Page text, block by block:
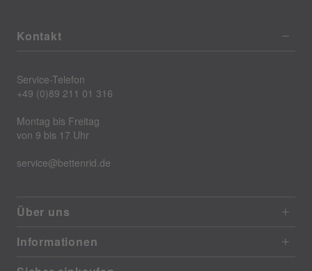
Kontakt
Service-Telefon
+49 (0)89 211 01 316
Montag bis Freitag
von 9 bis 17 Uhr
service@bettenrid.de
Über uns
Informationen